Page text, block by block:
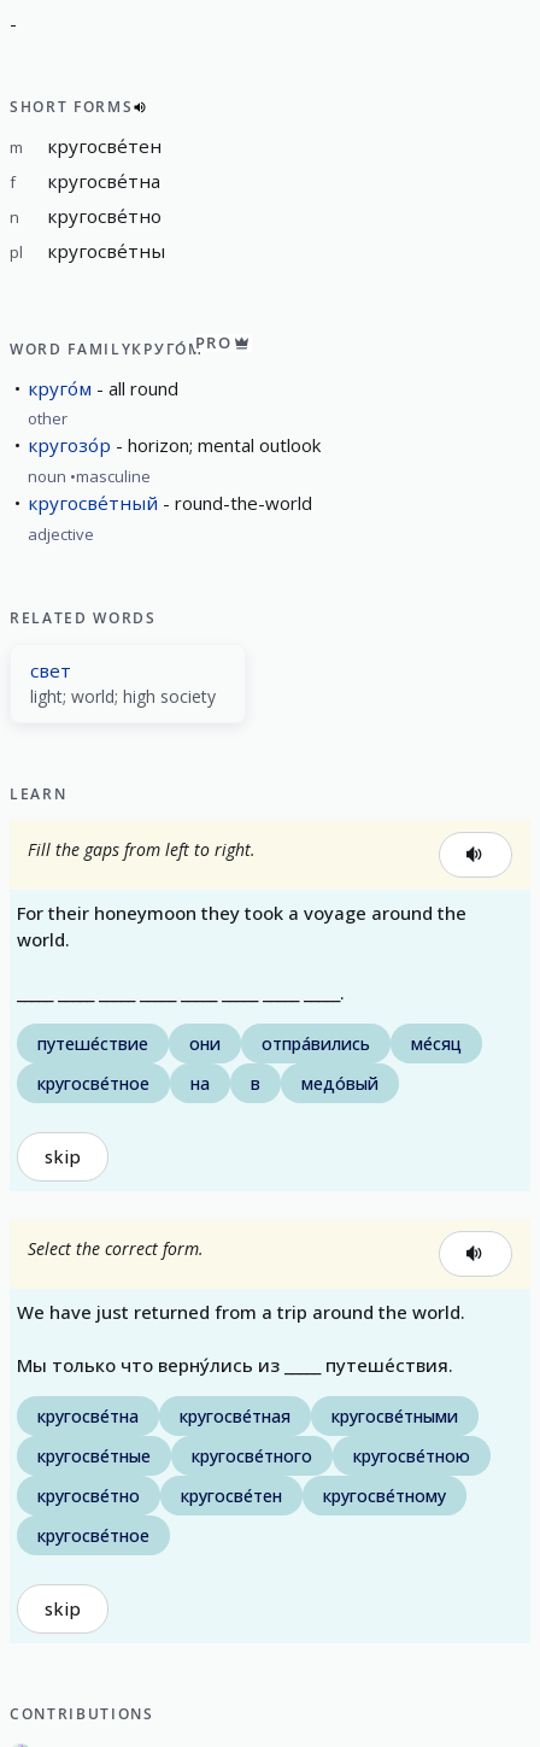
-
SHORT FORMS
m кругосве́тен
f кругосве́тна
n кругосве́тно
pl кругосве́тны
WORD FAMILYКРУГО́МPRO
круго́м аll round
other
кругозо́р horizon; mental outlook
noun masculine
кругосве́тный round-the-world
adjective
RELATED WORDS
свет
light; world; high society
LEARN
Fill the gaps from left to right.
For their honeymoon they took a voyage around the
world.
_____ _____ _____ _____ _____ _____ _____ _____.
путеше́ствие они отпра́вились
ме́сяц
кругосве́тное
на в медо́вый
skip
Select the correct form.
We have just returned from a trip around the world.
Мы только что верну́лись из _____ путеше́ствия.
кругосве́тна кругосве́тная
кругосве́тными
кругосве́тные
кругосве́тного
кругосве́тною
кругосве́тно
кругосве́тен
кругосве́тному
кругосве́тное
skip
CONTRIBUTIONS